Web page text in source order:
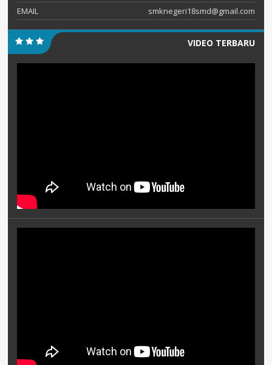
EMAIL
smknegeri18smd@gmail.com
VIDEO TERBARU